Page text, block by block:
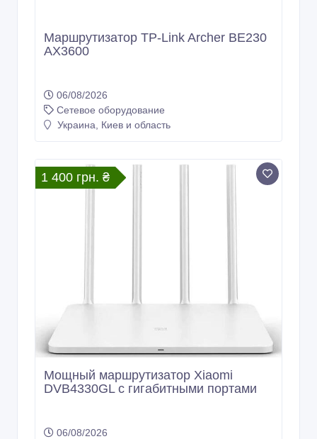
Маршрутизатор TP-Link Archer BE230
AX3600
06/08/2026
Сетевое оборудование
Украина, Киев и область
1 400 грн. ₴
Мощный маршрутизатор Xiaomi
DVB4330GL с гигабитными портами
06/08/2026